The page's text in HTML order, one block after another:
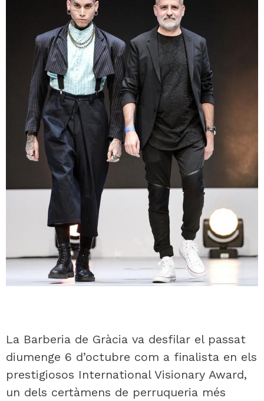
La Barberia de Gràcia va desfilar el passat
diumenge 6 d’octubre com a finalista en els
prestigiosos International Visionary Award,
un dels certàmens de perruqueria més